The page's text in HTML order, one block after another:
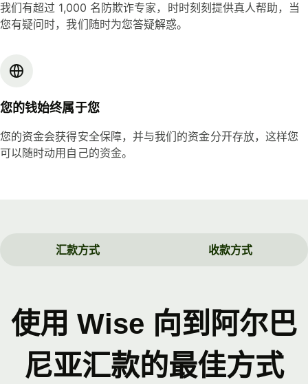
我们有超过 1,000 名防欺诈专家，时时刻刻提供真人帮助，当
您有疑问时，我们随时为您答疑解惑。
您的钱始终属于您
您的资金会获得安全保障，并与我们的资金分开存放，这样您
可以随时动用自己的资金。
汇款方式 收款方式
使用 Wise 向到阿尔巴
尼亚汇款的最佳方式